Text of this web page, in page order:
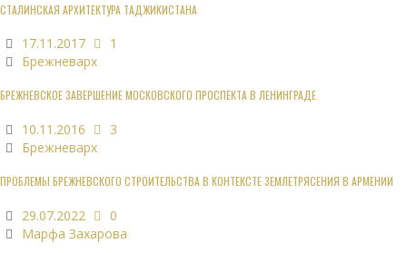
СТАЛИНСКАЯ АРХИТЕКТУРА ТАДЖИКИСТАНА
17.11.2017
1
Брежневарх
БРЕЖНЕВСКОЕ ЗАВЕРШЕНИЕ МОСКОВСКОГО ПРОСПЕКТА В ЛЕНИНГРАДЕ
10.11.2016
3
Брежневарх
ПРОБЛЕМЫ БРЕЖНЕВСКОГО СТРОИТЕЛЬСТВА В КОНТЕКСТЕ ЗЕМЛЕТРЯСЕНИЯ В АРМЕНИИ
29.07.2022
0
Марфа Захарова